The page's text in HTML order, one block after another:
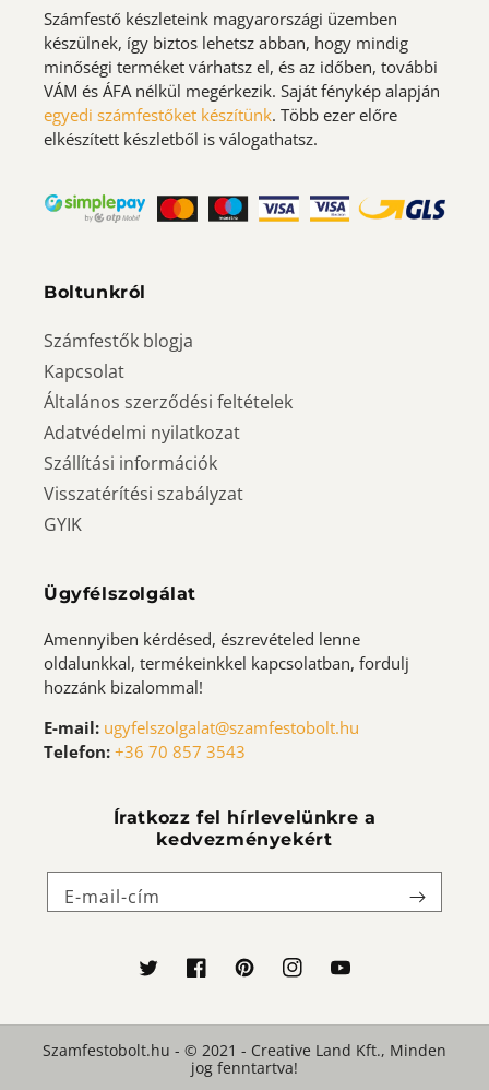
Számfestő készleteink magyarországi üzemben
készülnek, így biztos lehetsz abban, hogy mindig
minőségi terméket várhatsz el, és az időben, további
VÁM és ÁFA nélkül megérkezik. Saját fénykép alapján
egyedi számfestőket készítünk. Több ezer előre
elkészített készletből is válogathatsz.
Boltunkról
Számfestők blogja
Kapcsolat
Általános szerződési feltételek
Adatvédelmi nyilatkozat
Szállítási információk
Visszatérítési szabályzat
GYIK
Ügyfélszolgálat
Amennyiben kérdésed, észrevételed lenne
oldalunkkal, termékeinkkel kapcsolatban, fordulj
hozzánk bizalommal!
E-mail: ugyfelszolgalat@szamfestobolt.hu
Telefon: +36 70 857 3543
Íratkozz fel hírlevelünkre a
kedvezményekért
E-mail-cím
TwitterFacebookPinterestInstagramYouTube
Fizetési
módok
Szamfestobolt.hu - © 2021 - Creative Land Kft., Minden
jog fenntartva!